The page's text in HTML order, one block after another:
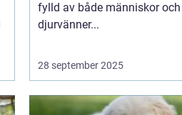
fylld av både människor
djurvänner...
28 september 2025